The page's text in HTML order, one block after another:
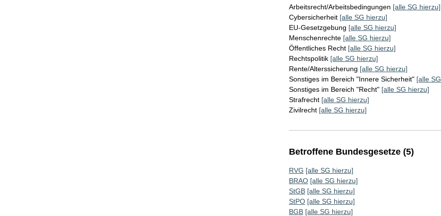
Arbeitsrecht/Arbeitsbedingungen [alle SG hierzu]
Cybersicherheit [alle SG hierzu]
EU-Gesetzgebung [alle SG hierzu]
Menschenrechte [alle SG hierzu]
Öffentliches Recht [alle SG hierzu]
Rechtspolitik [alle SG hierzu]
Rente/Alterssicherung [alle SG hierzu]
Sonstiges im Bereich "Innere Sicherheit" [alle
Sonstiges im Bereich "Recht" [alle SG hierzu]
Strafrecht [alle SG hierzu]
Zivilrecht [alle SG hierzu]
Betroffene Bundesgesetze (5)
RVG [alle SG hierzu]
BRAO [alle SG hierzu]
StGB [alle SG hierzu]
StPO [alle SG hierzu]
BGB [alle SG hierzu]